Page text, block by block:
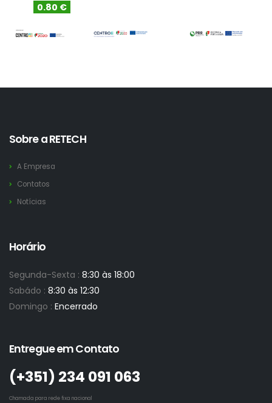
0.80 €
Sobre a RETECH
A Empresa
Contatos
Notícias
Horário
Segunda-Sexta : 8:30 às 18:00
Sabádo : 8:30 às 12:30
Domingo : Encerrado
Entregue em Contato
(+351)­ 234 091 063
Chamada para rede fixa nacional